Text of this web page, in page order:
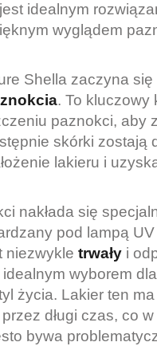
idealnym
wyglądem
Shella zaczyna
. To kluczowy
paznokci, aby
skórki zostają
lakieru i
nakłada się
pod lampą
niezwykle trwały i
wyborem
życia. Lakier ten
długi czas, co
bywa